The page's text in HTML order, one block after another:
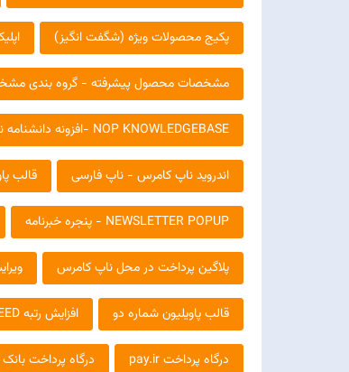
پکیج محصولات ویژه (شگفت انگیز)
مشخصات محصول پیشرفته - گروه بندی
NOP KNOWLEDGEBASE -افزونه دانشنامه ناپ کامرس
اندروید ناپ کامرس - ناپ فارسی قالب
NEWSLETTER POPUP - پنجره خبرنامه
پلاگین پرداخت در محل ناپ کامرس
قالب پاویلیون شماره دو افزایش رتبه GOOGLE PAGESPEED و SEO
درگاه پرداخت pay.ir درگاه پرداخت